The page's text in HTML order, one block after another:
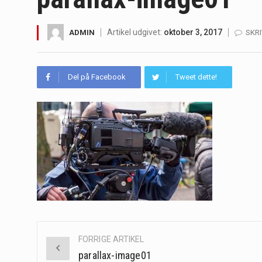
Irritabel tyktarm (Irritable Bowel
Padel er en sport, der er blevet
Massagestole er ikke længere
Saunaer har været en del af
Når det kommer til sundhed og
Sunde måltidskasser er en
ADMIN Artikel udgivet: oktober 3, 2017
Del på Facebook Tweet dette!
Post
navigation
FORRIGE ARTIKEL
parallax-image01